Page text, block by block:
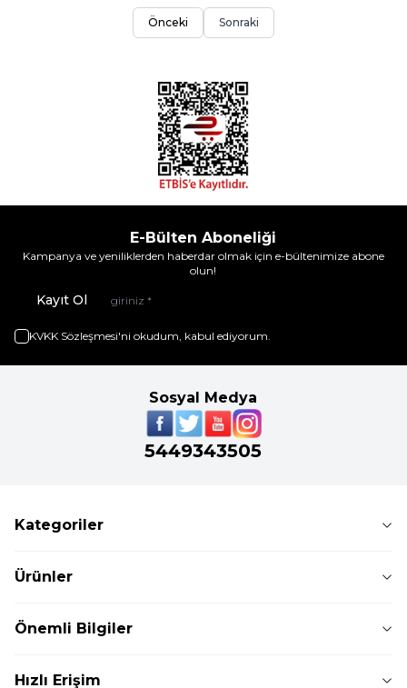
Önceki Sonraki
E-Bülten Aboneliği
Kampanya ve yeniliklerden haberdar olmak için e-bültenimize abone
olun!
Kayıt Ol
KVKK Sözleşmesi'ni okudum, kabul ediyorum.
Sosyal Medya
5449343505
Kategoriler
Ürünler
Önemli Bilgiler
Hızlı Erişim